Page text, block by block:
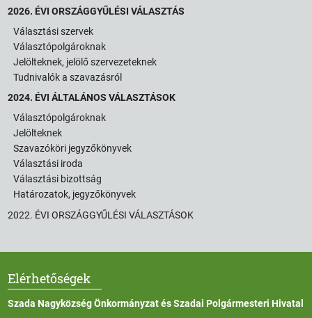
2026. ÉVI ORSZÁGGYŰLÉSI VÁLASZTÁS
Választási szervek
Választópolgároknak
Jelölteknek, jelölő szervezeteknek
Tudnivalók a szavazásról
2024. ÉVI ÁLTALÁNOS VÁLASZTÁSOK
Választópolgároknak
Jelölteknek
Szavazóköri jegyzőkönyvek
Választási iroda
Választási bizottság
Határozatok, jegyzőkönyvek
2022. ÉVI ORSZÁGGYŰLÉSI VÁLASZTÁSOK
Elérhetőségek
Szada Nagyközség Önkormányzat és Szadai Polgármesteri Hivatal